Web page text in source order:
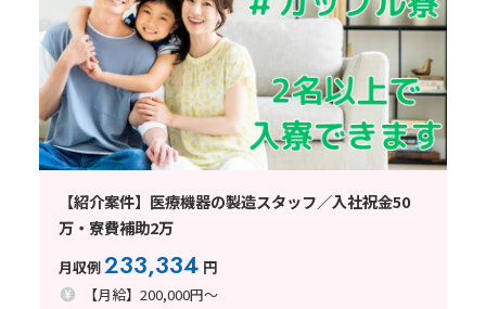
【紹介案件】医療機器の製造スタッフ／入社祝金50
万・寮費補助2万
月収例233,334 円
【月給】200,000円～